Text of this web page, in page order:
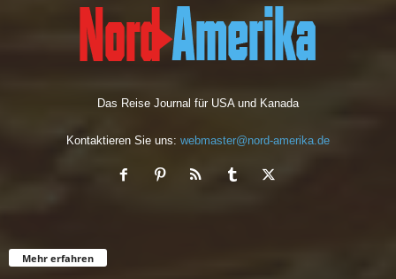
Das Reise Journal für USA und Kanada
Kontaktieren Sie uns: webmaster@nord-amerika.de
Mehr erfahren